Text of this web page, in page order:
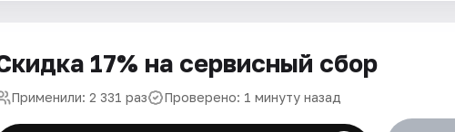
17% на сервисный сбор
Применили: 2 331 раз Проверено: 1 минуту назад